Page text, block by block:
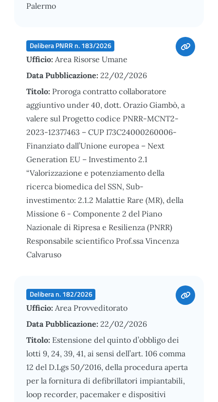
Palermo
Delibera PNRR n. 183/2026
Ufficio: Area Risorse Umane
Data Pubblicazione: 22/02/2026
Titolo: Proroga contratto collaboratore
aggiuntivo under 40, dott. Orazio Giambò, a
valere sul Progetto codice PNRR-MCNT2-
2023-12377463 – CUP I73C24000260006-
Finanziato dall’Unione europea – Next
Generation EU – Investimento 2.1
“Valorizzazione e potenziamento della
ricerca biomedica del SSN, Sub-
investimento: 2.1.2 Malattie Rare (MR), della
Missione 6 - Componente 2 del Piano
Nazionale di Ripresa e Resilienza (PNRR)
Responsabile scientifico Prof.ssa Vincenza
Calvaruso
Delibera n. 182/2026
Ufficio: Area Provveditorato
Data Pubblicazione: 22/02/2026
Titolo: Estensione del quinto d’obbligo dei
lotti 9, 24, 39, 41, ai sensi dell’art. 106 comma
12 del D.Lgs 50/2016, della procedura aperta
per la fornitura di defibrillatori impiantabili,
loop recorder, pacemaker e dispositivi